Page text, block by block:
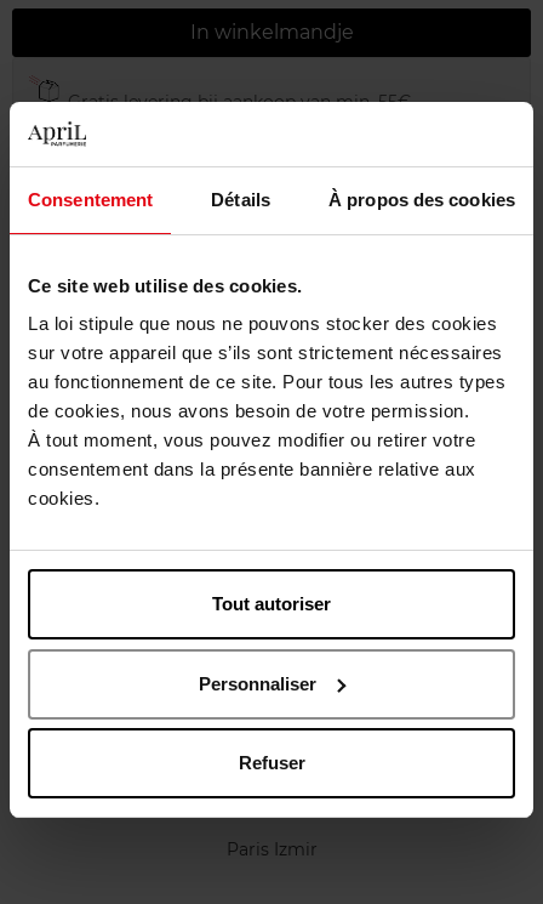
Consentement Détails À propos des cookies
Ce site web utilise des cookies.
La loi stipule que nous ne pouvons stocker des cookies
sur votre appareil que s’ils sont strictement nécessaires
au fonctionnement de ce site. Pour tous les autres types
de cookies, nous avons besoin de votre permission.
À tout moment, vous pouvez modifier ou retirer votre
consentement dans la présente bannière relative aux
cookies.
Tout autoriser
Personnaliser
Refuser
In winkelmandje
Gratis levering bij aankoop van min. 55€
Gratis retour in je winkelpunt
Beschrijving
Karakteristieken
Review
Nog iets vergeten ?
CARVEN
Paris Izmir